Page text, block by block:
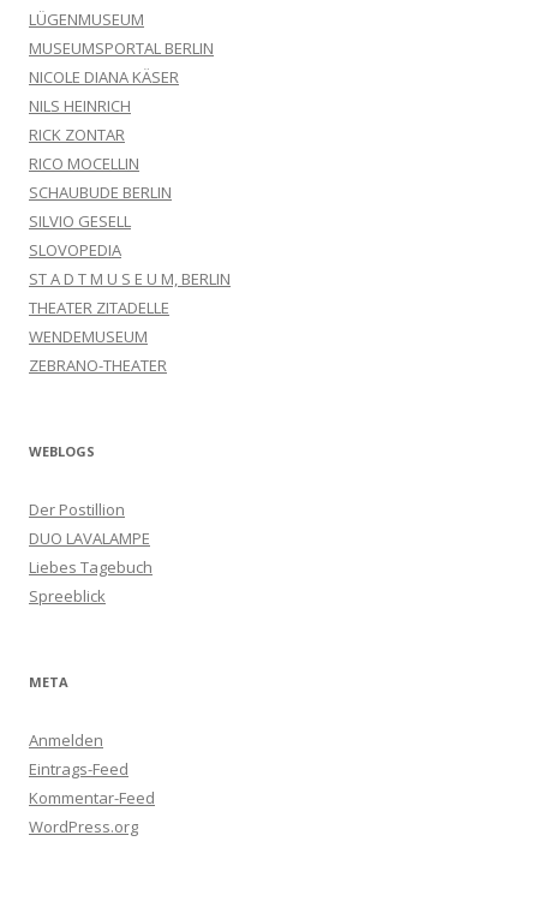
LÜGENMUSEUM
MUSEUMSPORTAL BERLIN
NICOLE DIANA KÄSER
NILS HEINRICH
RICK ZONTAR
RICO MOCELLIN
SCHAUBUDE BERLIN
SILVIO GESELL
SLOVOPEDIA
ST A D T M U S E U M, BERLIN
THEATER ZITADELLE
WENDEMUSEUM
ZEBRANO-THEATER
WEBLOGS
Der Postillion
DUO LAVALAMPE
Liebes Tagebuch
Spreeblick
META
Anmelden
Eintrags-Feed
Kommentar-Feed
WordPress.org